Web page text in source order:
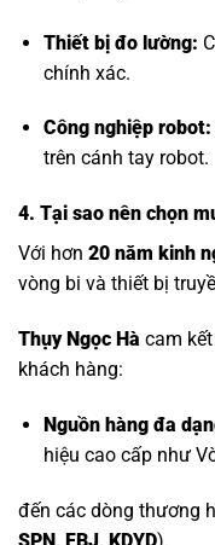
Thiết bị đo lường:
chính xác.
Công nghiệp robot:
trên cánh tay robot.
4. Tại sao nên chọn
Với hơn 20 năm kinh
vòng bi và thiết bị
Thụy Ngọc Hà cam
khách hàng:
Nguồn hàng đa
hiệu cao cấp như
đến các dòng thương
SPN, FBJ, KDYD).